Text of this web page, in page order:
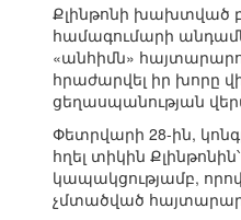
Քլինթոնի խախտված
համագումարի
«անհիմն»
հրաժարվել իր խորը
ցեղասպանության
Փետրվարի 28-ին,
հղել տիկին
կապակցությամբ,
չմտածված